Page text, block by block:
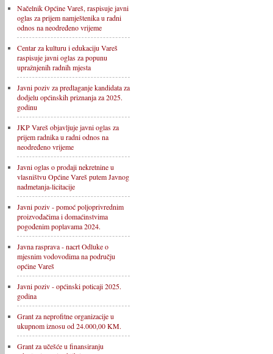
Načelnik Općine Vareš, raspisuje javni
oglas za prijem namještenika u radni
odnos na neodređeno vrijeme
Centar za kulturu i edukaciju Vareš
raspisuje javni oglas za popunu
upražnjenih radnih mjesta
Javni poziv za predlaganje kandidata za
dodjelu općinskih priznanja za 2025.
godinu
JKP Vareš objavljuje javni oglas za
prijem radnika u radni odnos na
neodređeno vrijeme
Javni oglas o prodaji nekretnine u
vlasništvu Općine Vareš putem Javnog
nadmetanja-licitacije
Javni poziv - pomoć poljoprivrednim
proizvođačima i domaćinstvima
pogođenim poplavama 2024.
Javna rasprava - nacrt Odluke o
mjesnim vodovodima na području
općine Vareš
Javni poziv - općinski poticaji 2025.
godina
Grant za neprofitne organizacije u
ukupnom iznosu od 24.000,00 KM.
Grant za učešće u finansiranju